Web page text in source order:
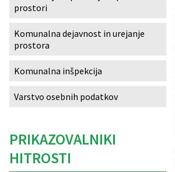
prostori
Komunalna dejavnost in urejanje
prostora
Komunalna inšpekcija
Varstvo osebnih podatkov
PRIKAZOVALNIKI
HITROSTI
Izobraževanje
Kultura, šport in turizem
Sociala in zdravstvo
Skupna občinska uprava